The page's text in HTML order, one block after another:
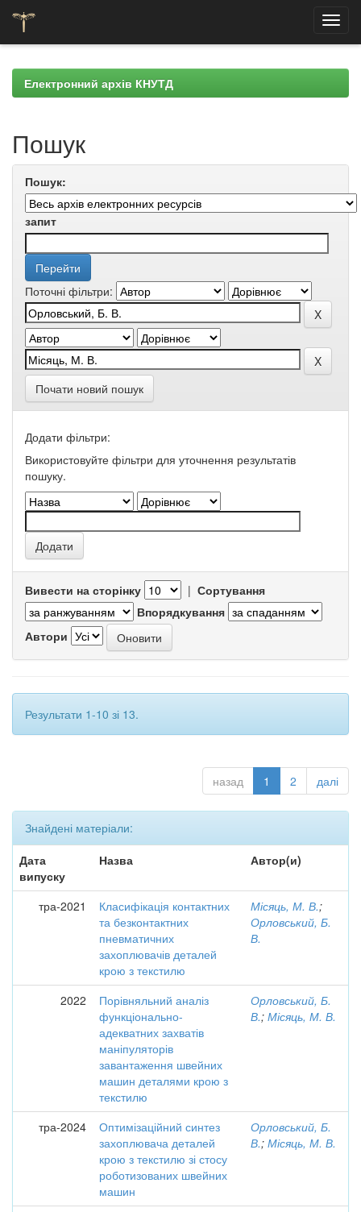
navigationЕлектронний архів КНУТД
Пошук
Пошук:
запит
Поточні фільтри:
Почати новий пошук
Додати фільтри:
Використовуйте фільтри для уточнення результатів
пошуку.
Вивести на сторінку | Сортування
Впорядкування
Автори
Результати 1-10 зі 13.
назад 1 2 далі
Знайдені матеріали:
Дата
випуску
Назва Автор(и)
тра-2021
Класифікація контактних
та безконтактних
пневматичних
захоплювачів деталей
крою з текстилю
Місяць, М. В.;
Орловський, Б.
В.
2022
Порівняльний аналіз
функціонально-
адекватних захватів
маніпуляторів
завантаження швейних
машин деталями крою з
текстилю
Орловський, Б.
В.; Місяць, М. В.
тра-2024
Оптимізаційний синтез
захоплювача деталей
крою з текстилю зі стосу
роботизованих швейних
машин
Орловський, Б.
В.; Місяць, М. В.